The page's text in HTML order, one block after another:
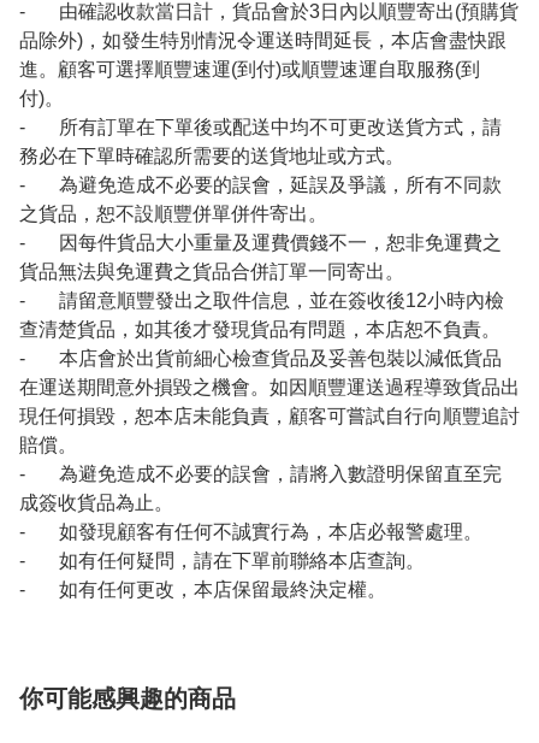
- 由確認收款當日計，貨品會於3日內以順豐寄出(預購貨
品除外)，如發生特別情況令運送時間延長，本店會盡快跟
進。顧客可選擇順豐速運(到付)或順豐速運自取服務(到
付)。
- 所有訂單在下單後或配送中均不可更改送貨方式，請
務必在下單時確認所需要的送貨地址或方式。
- 為避免造成不必要的誤會，延誤及爭議，所有不同款
之貨品，恕不設順豐併單併件寄出。
- 因每件貨品大小重量及運費價錢不一，恕非免運費之
貨品無法與免運費之貨品合併訂單一同寄出。
- 請留意順豐發出之取件信息，並在簽收後12小時內檢
查清楚貨品，如其後才發現貨品有問題，本店恕不負責。
- 本店會於出貨前細心檢查貨品及妥善包裝以減低貨品
在運送期間意外損毀之機會。如因順豐運送過程導致貨品出
現任何損毀，恕本店未能負責，顧客可嘗試自行向順豐追討
賠償。
- 為避免造成不必要的誤會，請將入數證明保留直至完
成簽收貨品為止。
- 如發現顧客有任何不誠實行為，本店必報警處理。
- 如有任何疑問，請在下單前聯絡本店查詢。
- 如有任何更改，本店保留最終決定權。
你可能感興趣的商品